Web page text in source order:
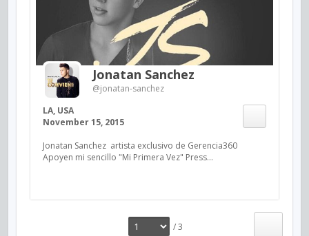
Jonatan Sanchez
@jonatan-sanchez
LA, USA
November 15, 2015
Jonatan Sanchez artista exclusivo de Gerencia360
Apoyen mi sencillo "Mi Primera Vez" Press...
/ 3